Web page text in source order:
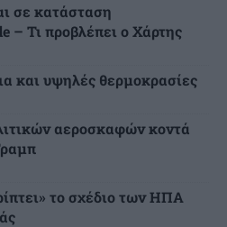
σε κατάσταση
– Τι προβλέπει ο Χάρτης
και υψηλές θερμοκρασίες
αεροσκαφών κοντά
το σχέδιο των ΗΠΑ